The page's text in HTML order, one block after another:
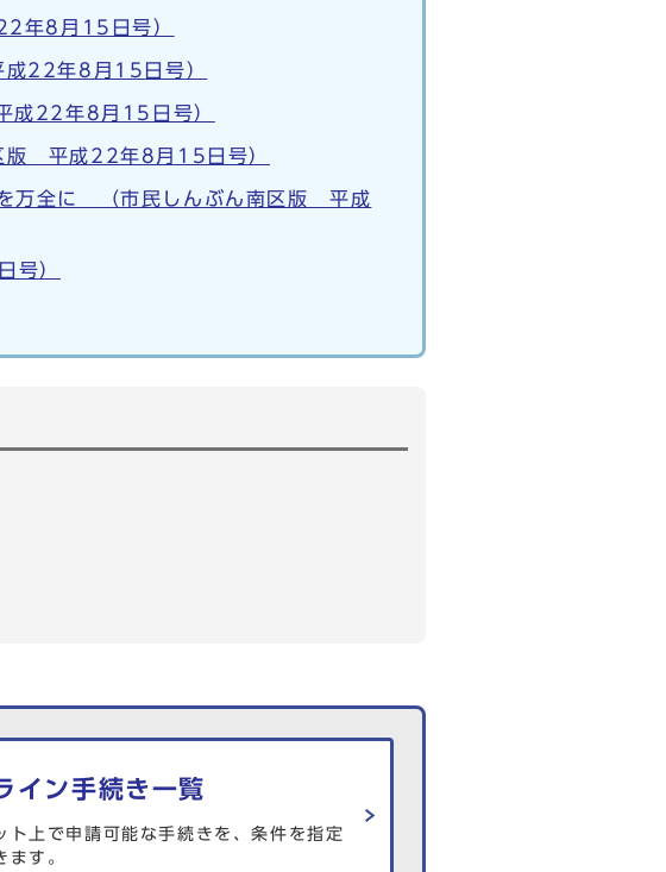
年8月15日号）
22年8月15日号）
成22年8月15日号）
版 平成22年8月15日号）
万全に （市民しんぶん南区版 平成
号）
イン手続き一覧
ト上で申請可能な手続きを、条件を指定
ます。